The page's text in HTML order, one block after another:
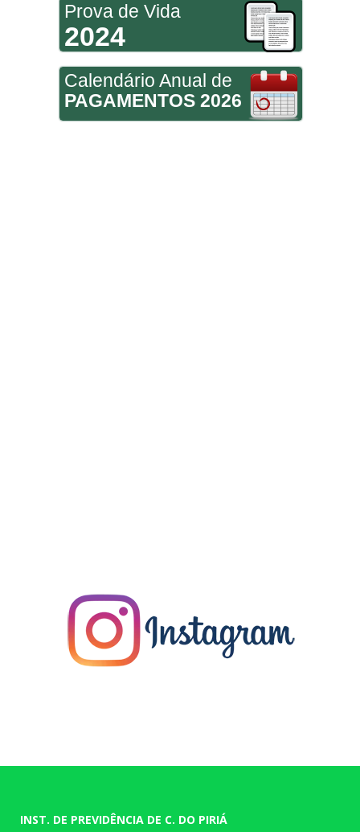
Prova de Vida
2024
Calendário Anual de
PAGAMENTOS 2026
INST. DE PREVIDÊNCIA DE C. DO PIRIÁ